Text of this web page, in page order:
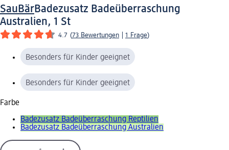
SauBärBadezusatz Badeüberraschung
Australien, 1 St
4.7 (73 Bewertungen 1 Frage)
Besonders für Kinder geeignet
Besonders für Kinder geeignet
Farbe
Badezusatz Badeüberraschung Reptilien
Badezusatz Badeüberraschung Australien